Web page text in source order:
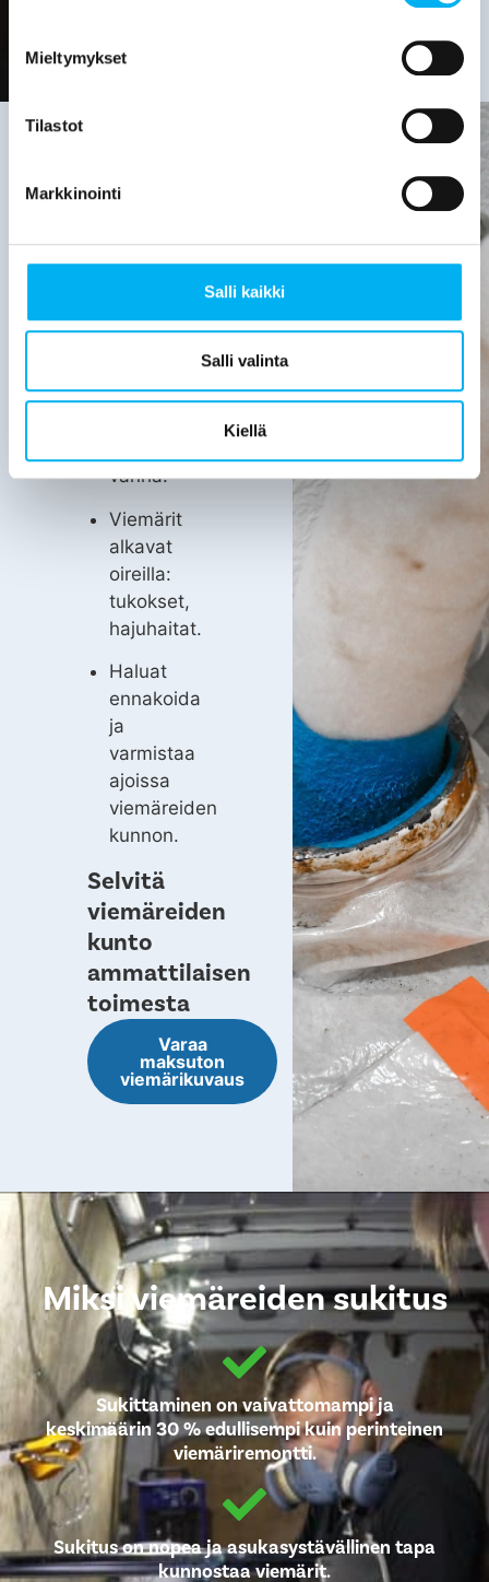
Mieltymykset
Tilastot
Markkinointi
Salli kaikki
Salli valinta
Kiellä
Viemäriremontin
tarve on
selvittää,
Viemärijärjestelmä
vanha.
Viemärit
alkavat
oireilla:
tukokset,
hajuhaitat.
Haluat
ennakoida
ja
varmistaa
ajoissa
viemäreiden
kunnon.
Selvitä
viemäreiden
kunto
ammattilaisen
toimesta
Varaa
maksuton
viemärikuvaus
Miksi viemäreiden sukitus
Sukittaminen on vaivattomampi ja
keskimäärin 30 % edullisempi kuin perinteinen
viemäriremontti.
Sukitus on nopea ja asukasystävällinen tapa
kunnostaa viemärit.